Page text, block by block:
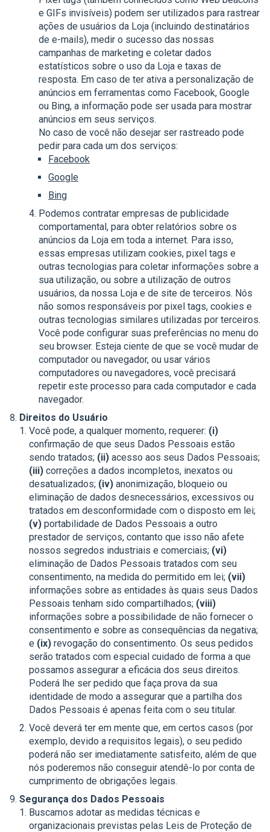
e GIFs invisíveis) podem ser utilizados para rastrear
ações de usuários da Loja (incluindo destinatários
de e-mails), medir o sucesso das nossas
campanhas de marketing e coletar dados
estatísticos sobre o uso da Loja e taxas de
resposta. Em caso de ter ativa a personalização de
anúncios em ferramentas como Facebook, Google
ou Bing, a informação pode ser usada para mostrar
anúncios em seus serviços.
No caso de você não desejar ser rastreado pode
pedir para cada um dos serviços:
Facebook
Google
Bing
Podemos contratar empresas de publicidade
comportamental, para obter relatórios sobre os
anúncios da Loja em toda a internet. Para isso,
essas empresas utilizam cookies, pixel tags e
outras tecnologias para coletar informações sobre a
sua utilização, ou sobre a utilização de outros
usuários, da nossa Loja e de site de terceiros. Nós
não somos responsáveis por pixel tags, cookies e
outras tecnologias similares utilizadas por terceiros.
Você pode configurar suas preferências no menu do
seu browser. Esteja ciente de que se você mudar de
computador ou navegador, ou usar vários
computadores ou navegadores, você precisará
repetir este processo para cada computador e cada
navegador.
Direitos do Usuário
Você pode, a qualquer momento, requerer: (i)
confirmação de que seus Dados Pessoais estão
sendo tratados; (ii) acesso aos seus Dados Pessoais;
(iii) correções a dados incompletos, inexatos ou
desatualizados; (iv) anonimização, bloqueio ou
eliminação de dados desnecessários, excessivos ou
tratados em desconformidade com o disposto em lei;
(v) portabilidade de Dados Pessoais a outro
prestador de serviços, contanto que isso não afete
nossos segredos industriais e comerciais; (vi)
eliminação de Dados Pessoais tratados com seu
consentimento, na medida do permitido em lei; (vii)
informações sobre as entidades às quais seus Dados
Pessoais tenham sido compartilhados; (viii)
informações sobre a possibilidade de não fornecer o
consentimento e sobre as consequências da negativa;
e (ix) revogação do consentimento. Os seus pedidos
serão tratados com especial cuidado de forma a que
possamos assegurar a eficácia dos seus direitos.
Poderá lhe ser pedido que faça prova da sua
identidade de modo a assegurar que a partilha dos
Dados Pessoais é apenas feita com o seu titular.
Você deverá ter em mente que, em certos casos (por
exemplo, devido a requisitos legais), o seu pedido
poderá não ser imediatamente satisfeito, além de que
nós poderemos não conseguir atendê-lo por conta de
cumprimento de obrigações legais.
Segurança dos Dados Pessoais
Buscamos adotar as medidas técnicas e
organizacionais previstas pelas Leis de Proteção de